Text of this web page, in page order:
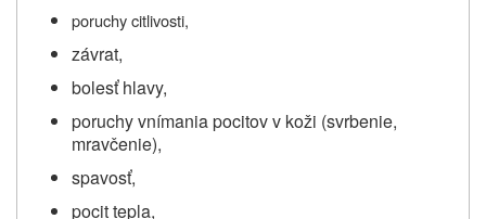
poruchy citlivosti,
závrat,
bolesť hlavy,
poruchy vnímania pocitov v koži (svrbenie,
mravčenie),
spavosť,
pocit tepla,